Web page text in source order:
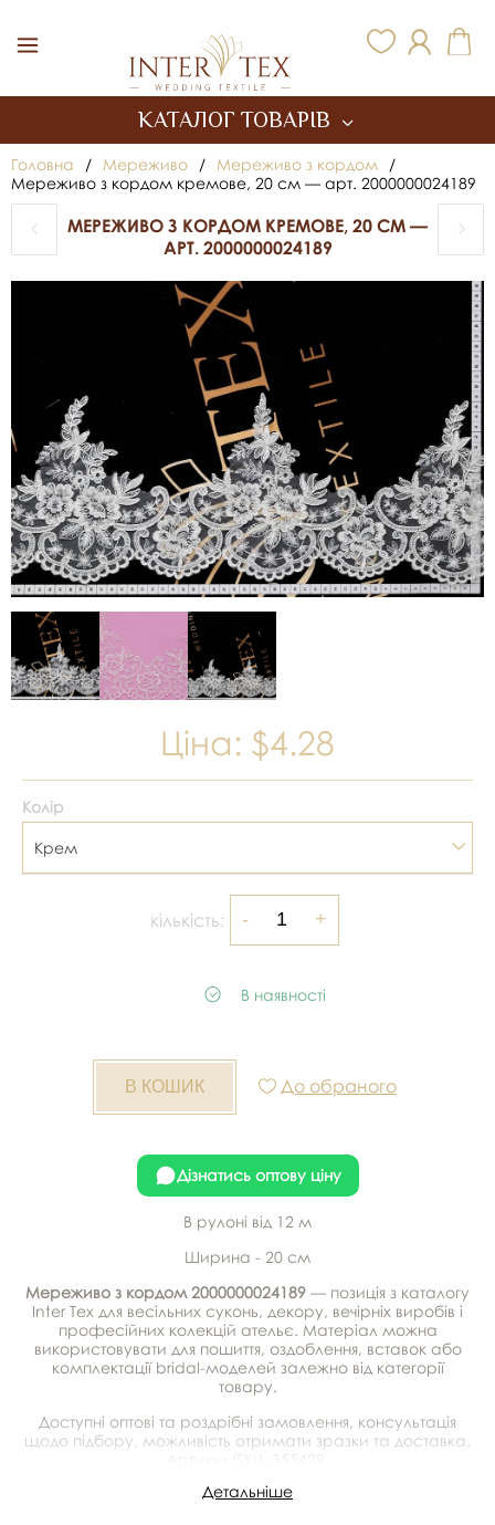
КАТАЛОГ ТОВАРІВ
Головна / Мереживо / Мереживо з кордом
/
Мереживо з кордом кремове, 20 см — арт. 2000000024189
МЕРЕЖИВО З КОРДОМ КРЕМОВЕ, 20 СМ —
АРТ. 2000000024189
Ціна: $4.28
Колір
Крем
кількість:
В наявності
До обраного
Дізнатись оптову ціну
В рулоні від 12 м
Ширина - 20 см
Мереживо з кордом 2000000024189 — позиція з каталогу
Inter Tex для весільних суконь, декору, вечірніх виробів і
професійних колекцій ательє. Матеріал можна
використовувати для пошиття, оздоблення, вставок або
комплектації bridal-моделей залежно від категорії
товару.
Доступні оптові та роздрібні замовлення, консультація
щодо підбору, можливість отримати зразки та доставка.
Мереживо з кордом 2000000024189 — матеріал для
Детальніше